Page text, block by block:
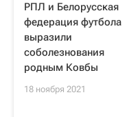
РПЛ и Белорусская
федерация футбола
выразили
соболезнования
родным Ковбы
18 ноября 2021